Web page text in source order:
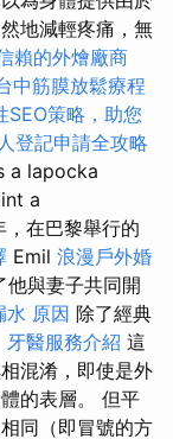
地減輕疼痛，無
賴的外燴廠商
中筋膜放鬆療程
SEO策略，助您
登記申請全攻略
a lapocka
a
在巴黎舉行的
Emil 浪漫戶外婚
他與妻子共同開
水 原因 除了經典
牙醫服務介紹 這
混淆，即使是外
的表層。 但平
同（即冒號的方